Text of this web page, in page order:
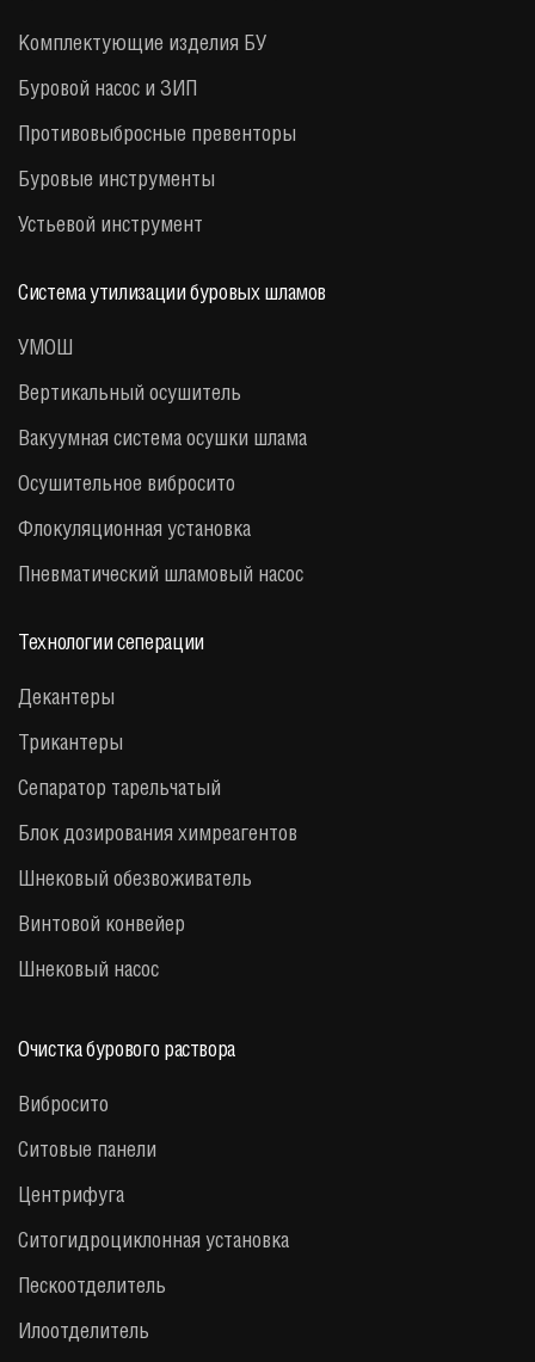
Комплектующие изделия БУ
Буровой насос и ЗИП
Противовыбросные превенторы
Буровые инструменты
Устьевой инструмент
Система утилизации буровых шламов
УМОШ
Вертикальный осушитель
Вакуумная система осушки шлама
Осушительное вибросито
Флокуляционная установка
Пневматический шламовый насос
Технологии сеперации
Декантеры
Трикантеры
Сепаратор тарельчатый
Блок дозирования химреагентов
Шнековый обезвоживатель
Винтовой конвейер
Шнековый насос
Очистка бурового раствора
Вибросито
Ситовые панели
Центрифуга
Cитогидроциклонная установка
Пескоотделитель
Илоотделитель